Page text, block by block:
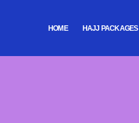
HOME HAJJ PACKAGES